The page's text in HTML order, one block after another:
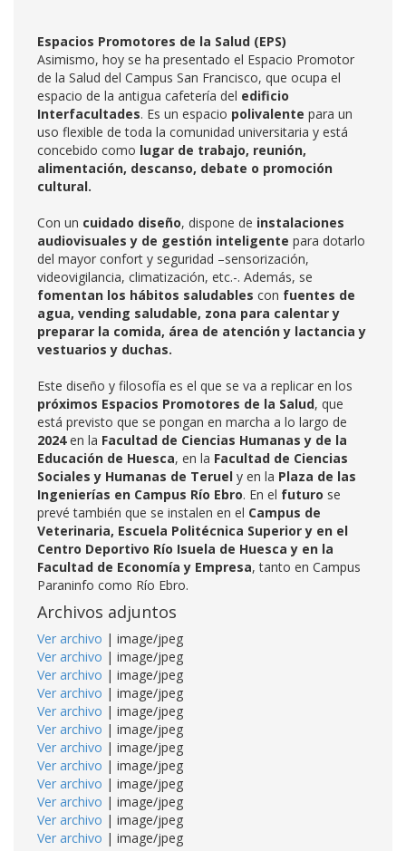
Espacios Promotores de la Salud (EPS)
Asimismo, hoy se ha presentado el Espacio Promotor
de la Salud del Campus San Francisco, que ocupa el
espacio de la antigua cafetería del edificio
Interfacultades. Es un espacio polivalente para un
uso flexible de toda la comunidad universitaria y está
concebido como lugar de trabajo, reunión,
alimentación, descanso, debate o promoción
cultural.
Con un cuidado diseño, dispone de instalaciones
audiovisuales y de gestión inteligente para dotarlo
del mayor confort y seguridad –sensorización,
videovigilancia, climatización, etc.-. Además, se
fomentan los hábitos saludables con fuentes de
agua, vending saludable, zona para calentar y
preparar la comida, área de atención y lactancia y
vestuarios y duchas.
Este diseño y filosofía es el que se va a replicar en los
próximos Espacios Promotores de la Salud, que
está previsto que se pongan en marcha a lo largo de
2024en la Facultad de Ciencias Humanas y de la
Educación de Huesca, en la Facultad de Ciencias
Sociales y Humanas de Teruel y en la Plaza de las
Ingenierías en Campus Río Ebro. En el futuro se
prevé también que se instalen en el Campus de
Veterinaria, Escuela Politécnica Superior y en el
Centro Deportivo Río Isuela de Huesca y en la
Facultad de Economía y Empresa, tanto en Campus
Paraninfo como Río Ebro.
Archivos adjuntos
Ver archivo | image/jpeg
Ver archivo | image/jpeg
Ver archivo | image/jpeg
Ver archivo | image/jpeg
Ver archivo | image/jpeg
Ver archivo | image/jpeg
Ver archivo | image/jpeg
Ver archivo | image/jpeg
Ver archivo | image/jpeg
Ver archivo | image/jpeg
Ver archivo | image/jpeg
Ver archivo | image/jpeg